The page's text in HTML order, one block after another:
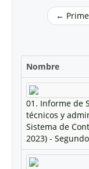
←
Nombre
01. Informe de
técnicos y
Sistema de
2023) -